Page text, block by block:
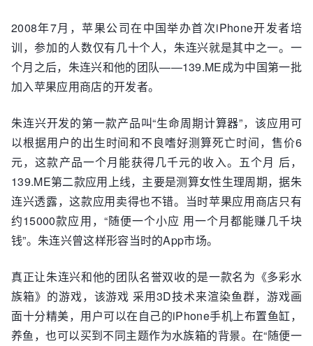
2008年7月，苹果公司在中国举办首次iPhone开发者培
训，参加的人数仅有几十个人，朱连兴就是其中之一。一
个月之后，朱连兴和他的团队——139.ME成为中国第一批
加入苹果应用商店的开发者。
朱连兴开发的第一款产品叫“生命周期计算器”，该应用可
以根据用户的出生时间和不良嗜好测算死亡时间，售价6
元，这款产品一个月能获得几千元的收入。五个月 后，
139.ME第二款应用上线，主要是测算女性生理周期，据朱
连兴透露，这款应用卖得也不错。当时苹果应用商店只有
约15000款应用，“随便一个小应 用一个月都能赚几千块
钱”。朱连兴曾这样形容当时的App市场。
真正让朱连兴和他的团队名誉双收的是一款名为《多彩水
族箱》的游戏，该游戏 采用3D技术来渲染鱼群，游戏画
面十分精美，用户可以在自己的iPhone手机上布置鱼缸，
养鱼，也可以买到不同主题作为水族箱的背景。在“随便一